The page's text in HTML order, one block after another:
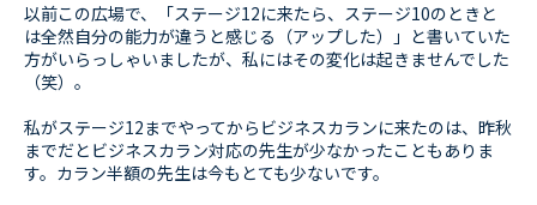
以前この広場で、「ステージ12に来たら、ステージ10のときと
は全然自分の能力が違うと感じる（アップした）」と書いていた
方がいらっしゃいましたが、私にはその変化は起きませんでした
（笑）。
私がステージ12までやってからビジネスカランに来たのは、昨秋
までだとビジネスカラン対応の先生が少なかったこともありま
す。カラン半額の先生は今もとても少ないです。